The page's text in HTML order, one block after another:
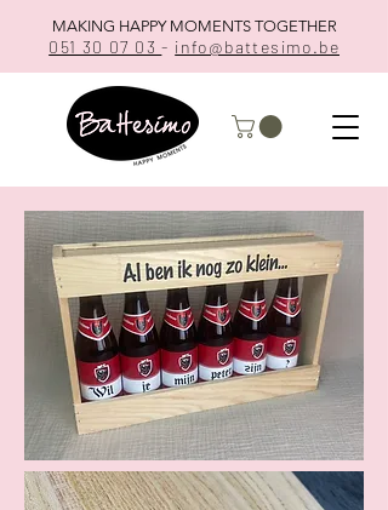
MAKING HAPPY MOMENTS TOGETHER
051 30 07 03- info@battesimo.be